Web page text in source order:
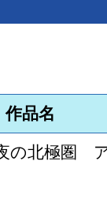
作品名
の北極圏